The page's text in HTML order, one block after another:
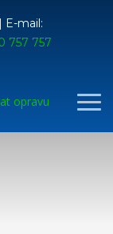
E-mail:
757 757
opravu